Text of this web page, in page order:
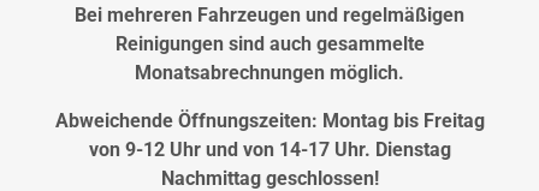
Bei mehreren Fahrzeugen und regelmäßigen
Reinigungen sind auch gesammelte
Monatsabrechnungen möglich.
Abweichende Öffnungszeiten: Montag bis Freitag
von 9-12 Uhr und von 14-17 Uhr. Dienstag
Nachmittag geschlossen!